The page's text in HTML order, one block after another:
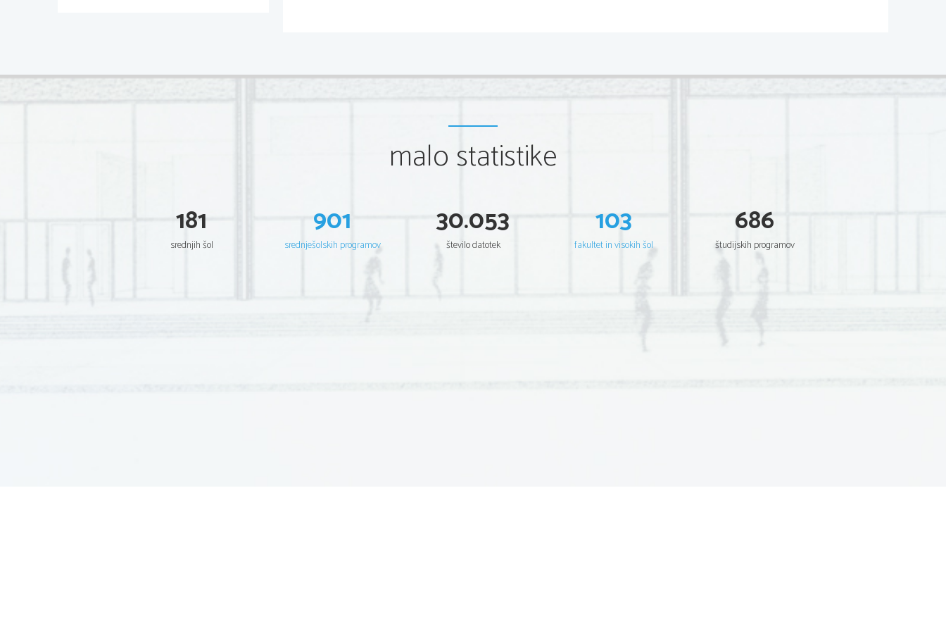
Deli skeleta:
kratkih kosti vretenc Vretenca se stikajo s sklepi. Med vretenci so ploščice
nekoliko ukrivljena, je v celoti prožna ter deluje ob hoji in skakanju kot vzmet.
Vsako vretence ima odprtino, tako da vretenca, stoječa druga ob drugem,
vretenca pa so pri človeku močno zakrnela. Mnogi drugi vretenčarji pa imajo
večje število trtičnih vretenc, ki sestavljajo rep. Po obliki sta povsem različna od
drugih vretenc prvo in drugo vratno vretence. Prvo nosi glavo, z drugim pa se
glava obrača.
malo statistike
181
srednjih šol
901
srednješolskih programov
30.053
število datotek
103
fakultet in visokih šol
686
študijskih programov